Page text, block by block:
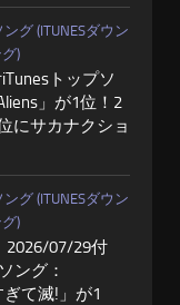
グ (ITUNESダウン
)
トップソ
」が1位！2
にサカナクショ
グ (ITUNESダウン
)
2026/07/29付
ング：
て滅!」が1